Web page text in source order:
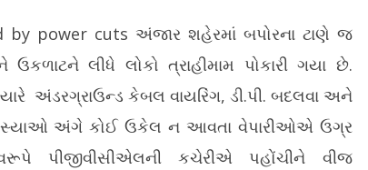
નજીકના ગેરકાયદે
તંત્ર દ્વારા કડક
વિદ્યા સહાયકોની ભરતી પ્રકિયામાં
સરકારની વચગાળાની ફોર્મુલાને HCએ આપી
મંજુરી
June
by power cuts અંજાર શહેરમાં બપોરના ટાણે જ
લીધે લોકો ત્રાહીમામ પોકારી ગયા છે.
અંડરગ્રાઉન્ડ કેબલ વાયરિંગ, ડી.પી. બદલવા અને
અંગે કોઈ ઉકેલ ન આવતા વેપારીઓએ ઉગ્ર
પીજીવીસીએલની કચેરીએ પહોંચીને વીજ